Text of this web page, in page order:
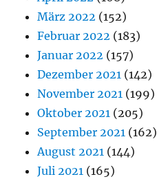
März 2022 (152)
Februar 2022 (183)
Januar 2022 (157)
Dezember 2021 (142)
November 2021 (199)
Oktober 2021 (205)
September 2021 (162)
August 2021 (144)
Juli 2021 (165)